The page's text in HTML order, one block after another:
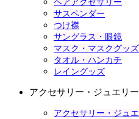
ヘアアクセサリー
サスペンダー
つけ襟
サングラス・眼鏡
マスク・マスクグッズ
タオル・ハンカチ
レイングッズ
アクセサリー・ジュエリー
アクセサリー・ジュ